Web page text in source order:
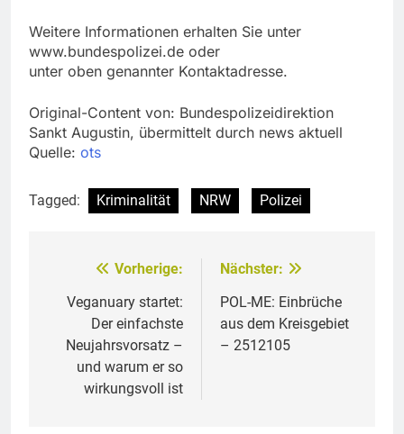
Weitere Informationen erhalten Sie unter
www.bundespolizei.de oder
unter oben genannter Kontaktadresse.
Original-Content von: Bundespolizeidirektion
Sankt Augustin, übermittelt durch news aktuell
Quelle: ots
Tagged: Kriminalität NRW Polizei
Beitragsnavigation
Vorherige:
Veganuary startet:
Der einfachste
Neujahrsvorsatz –
und warum er so
wirkungsvoll ist
Nächster:
POL-ME: Einbrüche
aus dem Kreisgebiet
– 2512105